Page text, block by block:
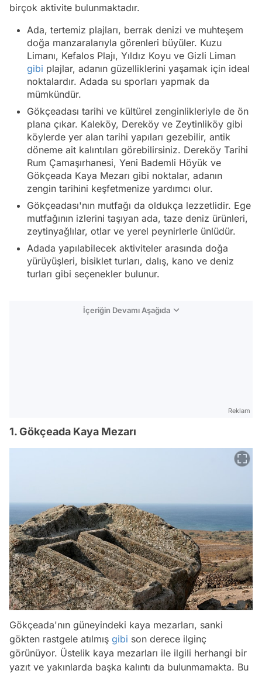
birçok aktivite bulunmaktadır.
Ada, tertemiz plajları, berrak denizi ve muhteşem
doğa manzaralarıyla görenleri büyüler. Kuzu
Limanı, Kefalos Plajı, Yıldız Koyu ve Gizli Liman
gibi plajlar, adanın güzelliklerini yaşamak için ideal
noktalardır. Adada su sporları yapmak da
mümkündür.
Gökçeadası tarihi ve kültürel zenginlikleriyle de ön
plana çıkar. Kaleköy, Dereköy ve Zeytinliköy gibi
köylerde yer alan tarihi yapıları gezebilir, antik
döneme ait kalıntıları görebilirsiniz. Dereköy Tarihi
Rum Çamaşırhanesi, Yeni Bademli Höyük ve
Gökçeada Kaya Mezarı gibi noktalar, adanın
zengin tarihini keşfetmenize yardımcı olur.
Gökçeadası'nın mutfağı da oldukça lezzetlidir. Ege
mutfağının izlerini taşıyan ada, taze deniz ürünleri,
zeytinyağlılar, otlar ve yerel peynirlerle ünlüdür.
Adada yapılabilecek aktiviteler arasında doğa
yürüyüşleri, bisiklet turları, dalış, kano ve deniz
turları gibi seçenekler bulunur.
İçeriğin Devamı Aşağıda
Reklam
1. Gökçeada Kaya Mezarı
Gökçeada'nın güneyindeki kaya mezarları, sanki
gökten rastgele atılmış gibi son derece ilginç
görünüyor. Üstelik kaya mezarları ile ilgili herhangi bir
yazıt ve yakınlarda başka kalıntı da bulunmamakta. Bu